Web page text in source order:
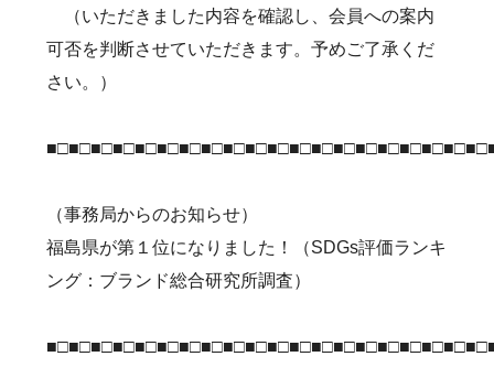
（いただきました内容を確認し、会員への案内
可否を判断させていただきます。予めご了承くだ
さい。）
（事務局からのお知らせ）
福島県が第１位になりました！（SDGs評価ランキ
ング：ブランド総合研究所調査）